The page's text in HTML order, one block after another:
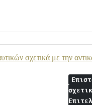
σχετικά με την